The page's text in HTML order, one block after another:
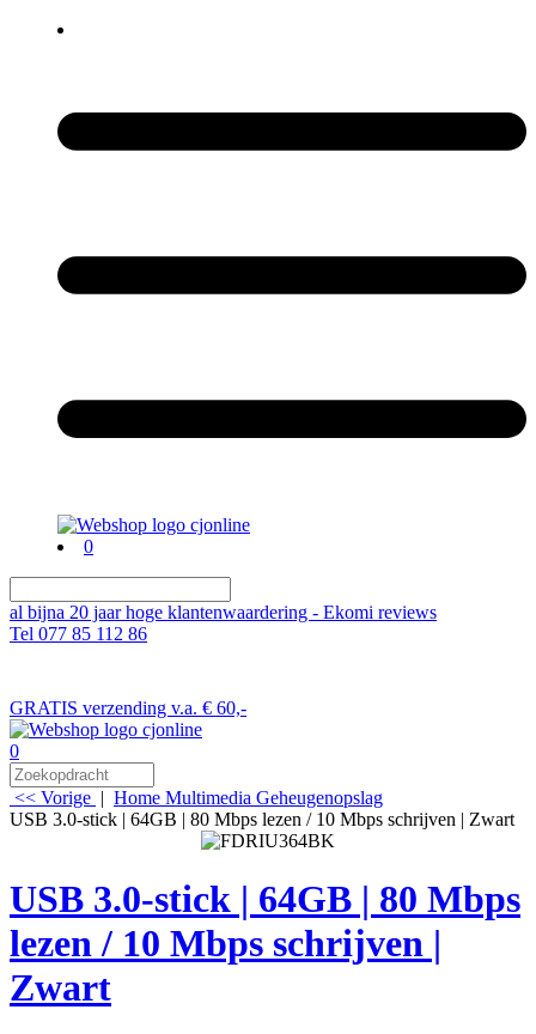
0
al bijna 20 jaar hoge klantenwaardering - Ekomi reviews
Tel 077 85 112 86
GRATIS verzending v.a. € 60,-
0
<< Vorige | Home Multimedia Geheugenopslag
USB 3.0-stick | 64GB | 80 Mbps lezen / 10 Mbps schrijven | Zwart
USB 3.0-stick | 64GB | 80 Mbps
lezen / 10 Mbps schrijven |
Zwart